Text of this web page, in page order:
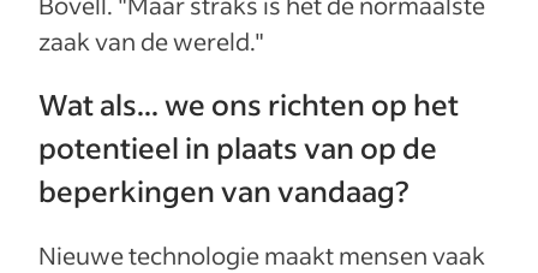
zaak van de wereld."
Wat als... we ons richten op het
potentieel in plaats van op de
beperkingen van vandaag?
Nieuwe technologie maakt mensen vaak